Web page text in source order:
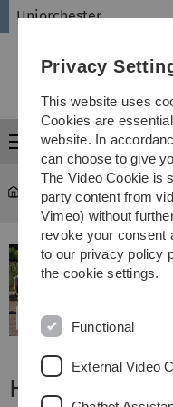
Uniorchester
Menu
Uniorchester
Herzlich
Privacy
This website uses
Cookies are
website. In
can choose to give
The Video Cookie is
party content from
Vimeo) without
revoke your consent
to our privacy policy
the cookie settings.
Functional
External Video